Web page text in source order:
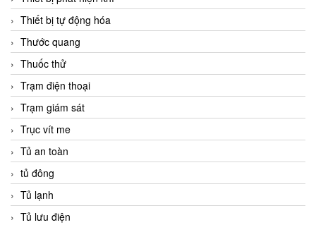
Thiết bị tự động hóa
Thước quang
Thuốc thử
Trạm điện thoại
Trạm giám sát
Trục vít me
Tủ an toàn
tủ đông
Tủ lạnh
Tủ lưu điện